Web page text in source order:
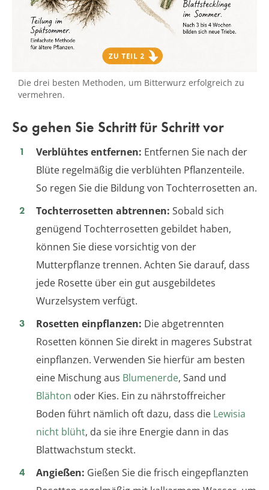
Die drei besten Methoden, um Bitterwurz erfolgreich zu
vermehren.
So gehen Sie Schritt für Schritt vor
Verblühtes entfernen: Entfernen Sie nach der
Blüte regelmäßig die verblühten Pflanzenteile.
So regen Sie die Bildung von Tochterrosetten an.
Tochterrosetten abtrennen: Sobald sich
genügend Tochterrosetten gebildet haben,
können Sie diese vorsichtig von der
Mutterpflanze trennen. Achten Sie darauf, dass
jede Rosette über ein gut ausgebildetes
Wurzelsystem verfügt.
Rosetten einpflanzen: Die abgetrennten
Rosetten können Sie direkt in mageres Substrat
einpflanzen. Verwenden Sie hierfür am besten
eine Mischung aus Blumenerde, Sand und
Blähton oder Kies. Ein zu nährstoffreicher
Boden führt nämlich oft dazu, dass die Lewisia
nicht blüht, da sie ihre Energie dann in das
Blattwachstum steckt.
Angießen: Gießen Sie die frisch eingepflanzten